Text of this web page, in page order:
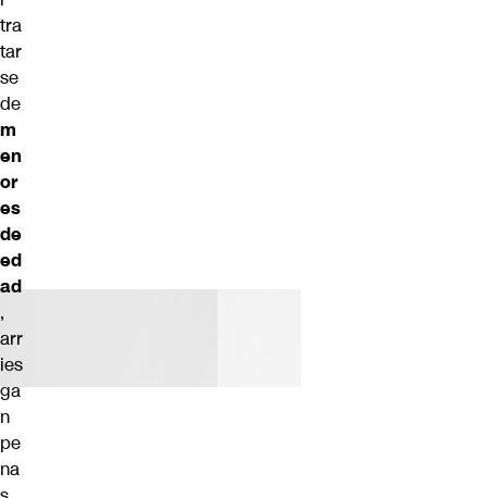
tra
tar
se
de
m
en
or
es
de
ed
ad
,
arr
ies
ga
n
pe
na